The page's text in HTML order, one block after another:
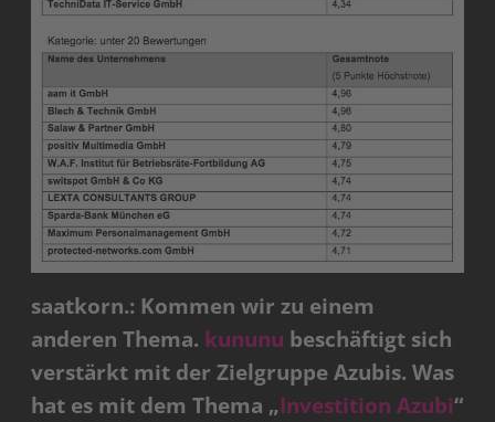
saatkorn.: Kommen wir zu einem
anderen Thema. kununu beschäftigt sich
verstärkt mit der Zielgruppe Azubis. Was
hat es mit dem Thema „Investition Azubi“